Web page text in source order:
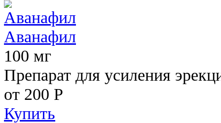
Аванафил
100 мг
Препарат для усиления
от 200 Р
Купить